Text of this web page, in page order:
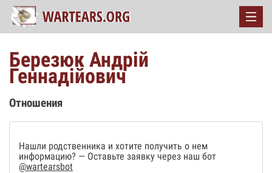
Березюк Андрій
Геннадійович
Отношения
Нашли родственника и хотите получить о нем
информацию? — Оставьте заявку через наш бот
@wartearsbot